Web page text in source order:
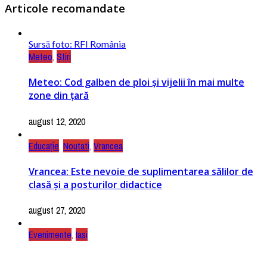
Articole recomandate
Sursă foto: RFI România
Meteo, Știri
Meteo: Cod galben de ploi și vijelii în mai multe
zone din țară
august 12, 2020
Educație, Noutati, Vrancea
Vrancea: Este nevoie de suplimentarea sălilor de
clasă și a posturilor didactice
august 27, 2020
Evenimente, Iasi